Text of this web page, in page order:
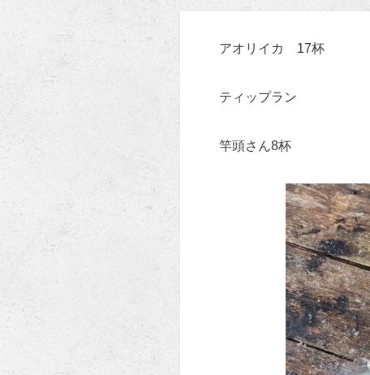
アオリイカ 17杯
ティップラン
竿頭さん8杯